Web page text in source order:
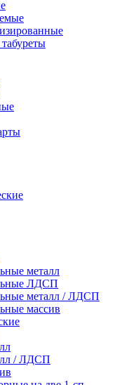
металл
ЛДСП
металл / ЛДСП
массив
/ ЛДСП